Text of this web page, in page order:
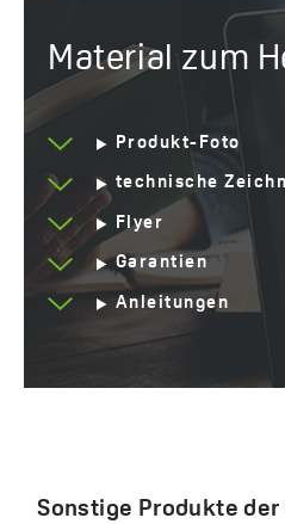
Material zum
Produkt-Foto
technische
Flyer
Garantien
Anleitungen
Sonstige Produkte der